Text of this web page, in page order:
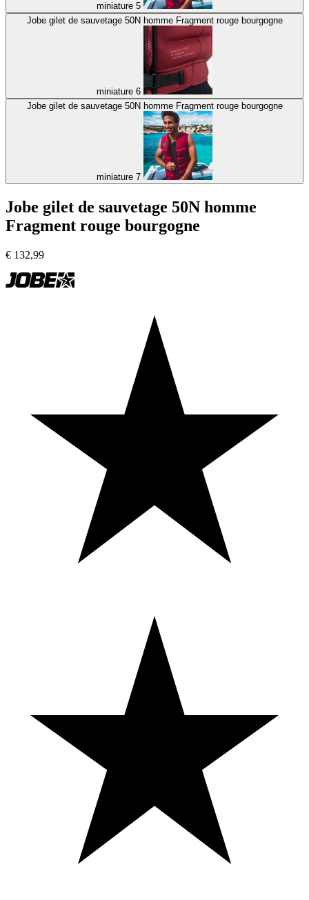
miniature 5
Jobe gilet de sauvetage 50N homme Fragment rouge bourgogne
miniature 6
Jobe gilet de sauvetage 50N homme Fragment rouge bourgogne
miniature 7
Jobe gilet de sauvetage 50N homme
Fragment rouge bourgogne
€ 132,99